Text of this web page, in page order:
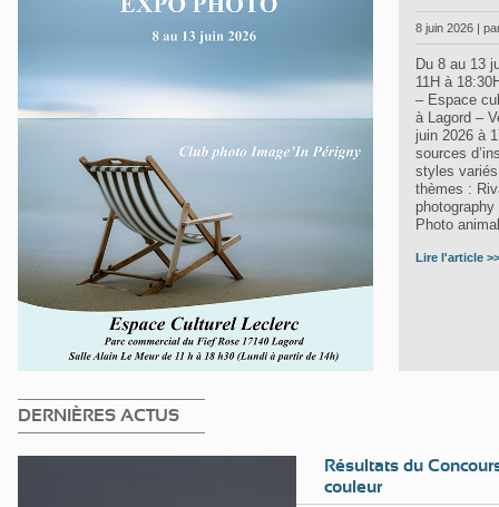
8 juin 2026 |
Du 8 au 13
11H à
– Espace
à Lagord –
juin 2026 à
sources
styles
thèmes :
Photo
Lire l'article >>
DERNIÈRES ACTUS
Résultats du
couleur